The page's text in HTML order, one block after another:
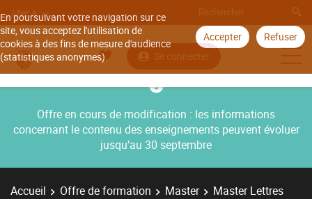
En poursuivant votre navigation sur ce
site, vous acceptez l'utilisation de
cookies à des fins de mesure d'audience
(statistiques anonymes).
Accepter Refuser
Aller à
Se connecter
Offre en cours de modification : les informations
concernant le contenu des enseignements peuvent évoluer
jusqu’au 30 septembre
Accueil Offre de formation Master
Master Lettres